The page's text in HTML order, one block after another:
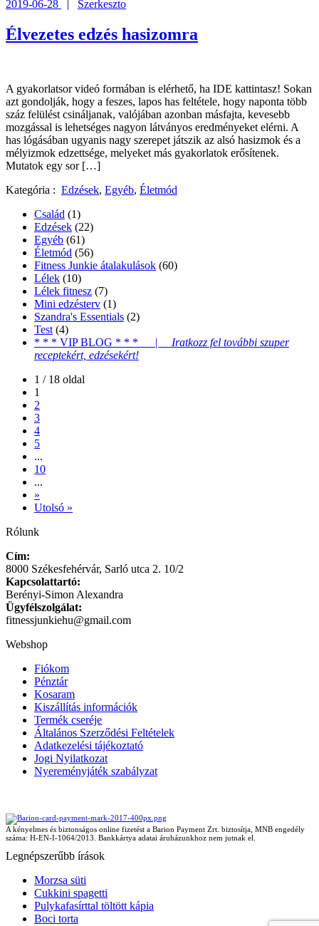
2019-06-28
| Szerkeszto
Élvezetes edzés hasizomra
A gyakorlatsor videó formában is elérhető, ha IDE kattintasz! Sokan
azt gondolják, hogy a feszes, lapos has feltétele, hogy naponta több
száz felülést csináljanak, valójában azonban másfajta, kevesebb
mozgással is lehetséges nagyon látványos eredményeket elérni. A
has lógásában ugyanis nagy szerepet játszik az alsó hasizmok és a
mélyizmok edzettsége, melyeket más gyakorlatok erősítenek.
Mutatok egy sor […]
Kategória : Edzések, Egyéb, Életmód
Család (1)
Edzések (22)
Egyéb (61)
Életmód (56)
Fitness Junkie átalakulások (60)
Lélek (10)
Lélek fitnesz (7)
Mini edzésterv (1)
Szandra's Essentials (2)
Test (4)
* * * VIP BLOG * * * | Iratkozz fel további szuper
receptekért, edzésekért!
1 / 18 oldal
1
2
3
4
5
...
10
...
»
Utolsó »
Rólunk
Cím:
8000 Székesfehérvár, Sarló utca 2. 10/2
Kapcsolattartó:
Berényi-Simon Alexandra
Ügyfélszolgálat:
fitnessjunkiehu@gmail.com
Webshop
Fiókom
Pénztár
Kosaram
Kiszállítás információk
Termék cseréje
Általános Szerződési Feltételek
Adatkezelési tájékoztató
Jogi Nyilatkozat
Nyereményjáték szabályzat
A kényelmes és biztonságos online fizetést a Barion Payment Zrt. biztosítja, MNB engedély
száma: H-EN-I-1064/2013. Bankkártya adatai áruházunkhoz nem jutnak el.
Legnépszerűbb írások
Morzsa süti
Cukkini spagetti
Pulykafasírttal töltött kápia
Boci torta